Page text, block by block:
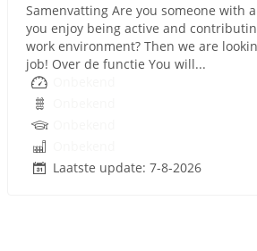
Samenvatting Are you someone with
you enjoy being active and
work environment? Then we are
job! Over de functie You will...
Laatste update: 7-8-2026